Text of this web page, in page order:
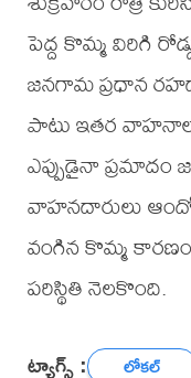
పెద్ద కొమ్మ విరిగి
జనగామ ప్రధాన
పాటు ఇతర
ఎప్పుడైనా ప్రమాదం
వాహనదారులు
వంగిన కొమ్మ
పరిస్థితి నెలకొంది.
ట్యాగ్స్ : లోకల్